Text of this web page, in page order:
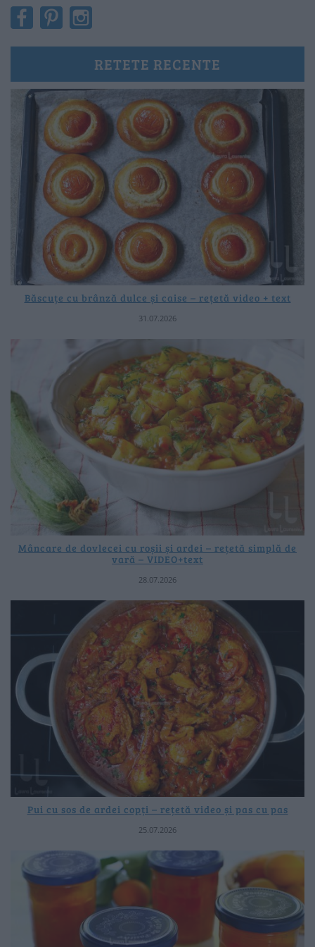
RETETE RECENTE
Băscuțe cu brânză dulce și caise – rețetă video + text
31.07.2026
Mâncare de dovlecei cu roșii și ardei – rețetă simplă de
vară – VIDEO+text
28.07.2026
Pui cu sos de ardei copți – rețetă video și pas cu pas
25.07.2026